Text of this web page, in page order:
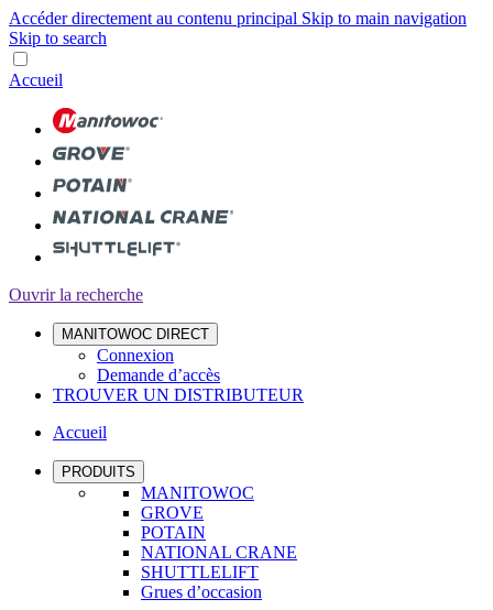
Accéder directement au contenu principal Skip to main navigation
Skip to search
Accueil
Ouvrir la recherche
MANITOWOC DIRECT
Connexion
Demande d’accès
TROUVER UN DISTRIBUTEUR
Accueil
PRODUITS
MANITOWOC
GROVE
POTAIN
NATIONAL CRANE
SHUTTLELIFT
Grues d’occasion